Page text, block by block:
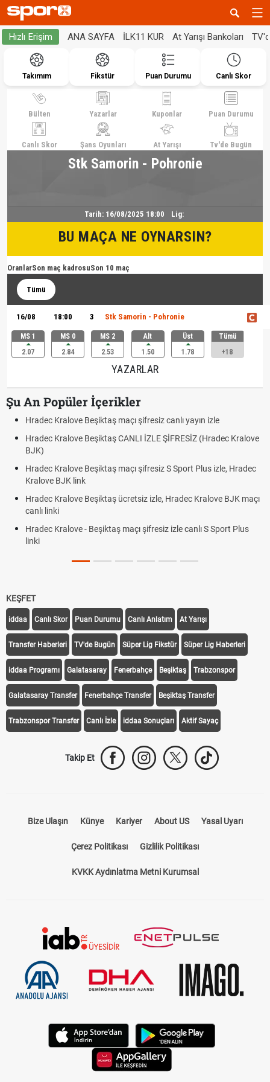
Hızlı Erişim ANA SAYFA İLK11 KUR At Yarışı Bankoları
Takımım Fikstür Puan Durumu Canlı Skor
Bülten Yazarlar Kuponlar Puan Durumu
Canlı Skor Şans Oyunları At Yarışı Tv'de Bugün
Stk Samorin - Pohronie
Tarih: 16/08/2025 18:00 Lig:
BU MAÇA NE OYNARSIN?
OranlarSon maç kadrosuSon 10 maç
Tümü
16/08 18:00 3 Stk Samorin - Pohronie
MS 1
2.07
MS 0
2.84
MS 2
2.53
Alt
1.50
Üst
1.78
Tümü
+18
YAZARLAR
Şu An Popüler İçerikler
Hradec Kralove Beşiktaş maçı şifresiz canlı yayın izle
Hradec Kralove Beşiktaş CANLI İZLE ŞİFRESİZ (Hradec Kralove
BJK)
Hradec Kralove Beşiktaş maçı şifresiz S Sport Plus izle, Hradec
Kralove BJK link
Hradec Kralove Beşiktaş ücretsiz izle, Hradec Kralove BJK maçı
canlı linki
Hradec Kralove - Beşiktaş maçı şifresiz izle canlı S Sport Plus
linki
KEŞFET
iddaa Canlı Skor Puan Durumu Canlı Anlatım At Yarışı
Transfer Haberleri TV'de Bugün Süper Lig Fikstür Süper Lig Haberleri
iddaa Programı Galatasaray Fenerbahçe Beşiktaş Trabzonspor
Galatasaray Transfer Fenerbahçe Transfer Beşiktaş Transfer
Trabzonspor Transfer Canlı İzle iddaa Sonuçları Aktif Sayaç
Takip Et
Bize Ulaşın Künye Kariyer About US Yasal Uyarı
Çerez Politikası Gizlilik Politikası
KVKK Aydınlatma Metni Kurumsal